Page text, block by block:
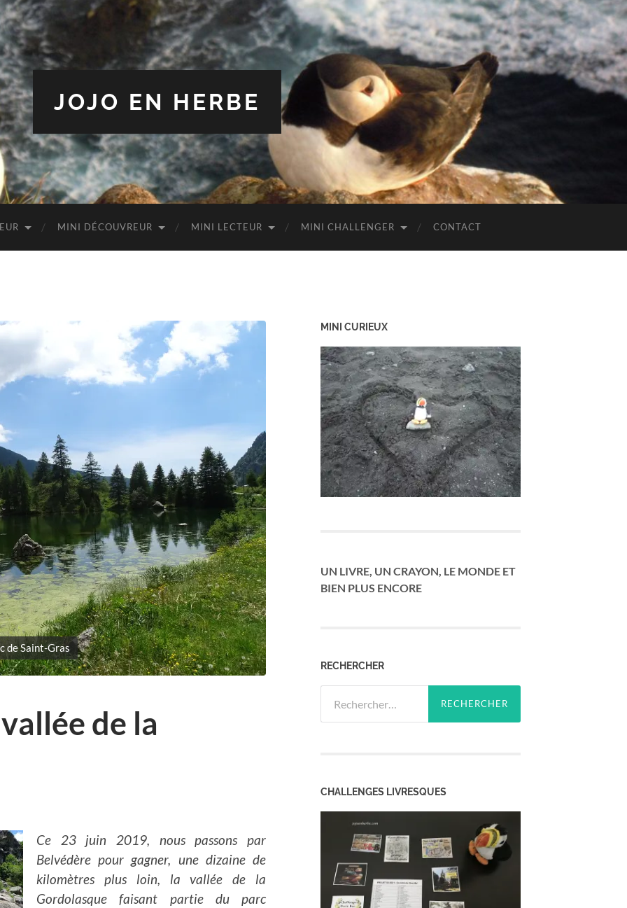
JOJO EN HERBE
MINI DÉCOUVREUR MINI LECTEUR MINI CHALLENGER CONTACT
de Saint-Gras
de la
Ce 23 juin 2019, nous passons par
Belvédère pour gagner, une dizaine de
kilomètres plus loin, la vallée de la
Gordolasque faisant partie du parc
MINI CURIEUX
UN LIVRE, UN CRAYON, LE MONDE ET
BIEN PLUS ENCORE
RECHERCHER
CHALLENGES LIVRESQUES